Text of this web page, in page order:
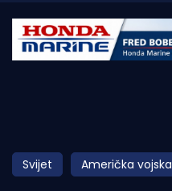
Početna
Obala
Otoci
Svijet Američka vojska